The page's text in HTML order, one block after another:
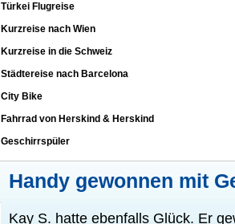
Türkei Flugreise
Kurzreise nach Wien
Kurzreise in die Schweiz
Städtereise nach Barcelona
City Bike
Fahrrad von Herskind & Herskind
Geschirrspüler
Handy gewonnen mit
Kay S. hatte ebenfalls Glück. Er